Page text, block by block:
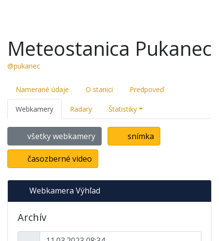
Meteostanica Pukanec
@pukanec
Namerané údaje O stanici Predpoveď
Webkamery Radary Štatistiky
všetky webkamery snímka
časozberné video
Webkamera Výhľad
Archív